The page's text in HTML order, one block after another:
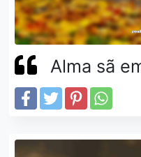
Alma sã